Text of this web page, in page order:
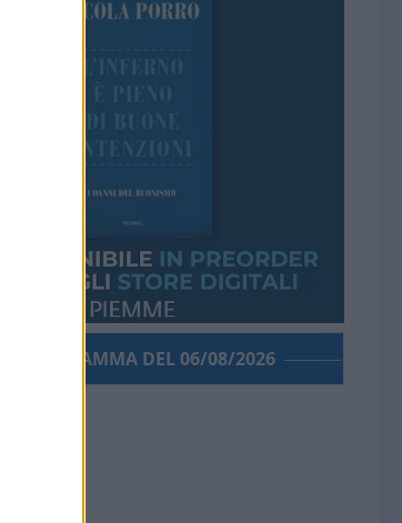
PORROGRAMMA DEL 06/08/2026